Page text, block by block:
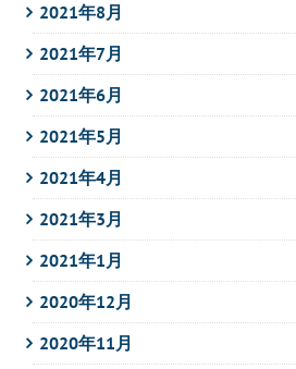
2021年8月
2021年7月
2021年6月
2021年5月
2021年4月
2021年3月
2021年1月
2020年12月
2020年11月